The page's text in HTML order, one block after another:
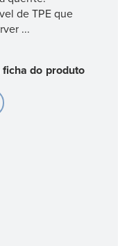
de TPE que
...
do produto